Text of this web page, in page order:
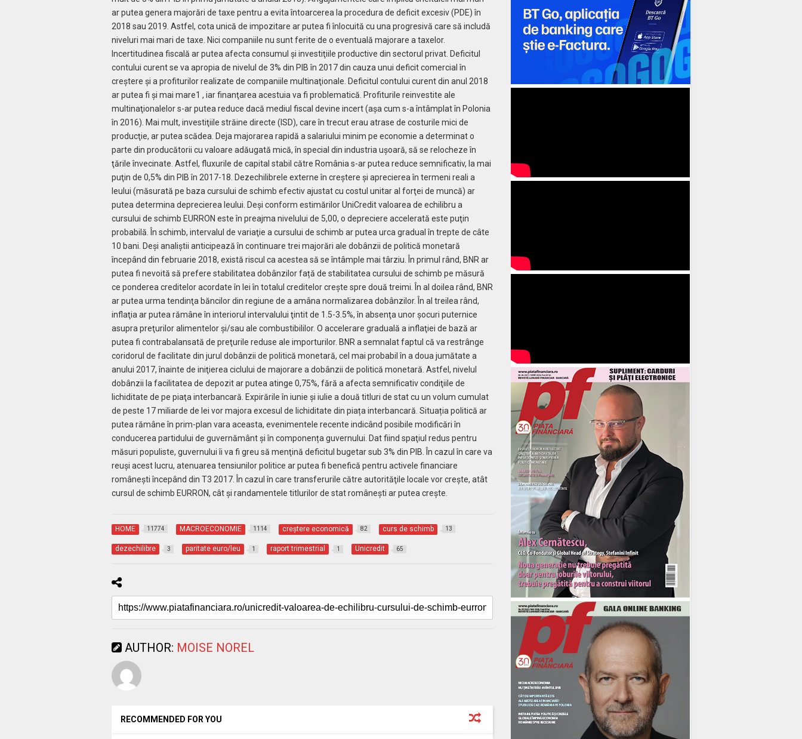
ar putea genera majorări de taxe pentru a evita întoarcerea la procedura de deficit excesiv (PDE) în
2018 sau 2019. Astfel, cota unică de impozitare ar putea fi înlocuită cu una progresivă care să includă
niveluri mai mari de taxe. Nici companiile nu sunt ferite de o eventuală majorare a taxelor.
Incertitudinea fiscală ar putea afecta consumul şi investiţiile productive din sectorul privat. Deficitul
contului curent se va apropia de nivelul de 3% din PIB în 2017 din cauza unui deficit comercial în
creştere şi a profiturilor realizate de companiile multinaţionale. Deficitul contului curent din anul 2018
ar putea fi şi mai mare1 , iar finanţarea acestuia va fi problematică. Profiturile reinvestite ale
multinaţionalelor s-ar putea reduce dacă mediul fiscal devine incert (aşa cum s-a întâmplat în Polonia
în 2016). Mai mult, investiţiile străine directe (ISD), care în trecut erau atrase de costurile mici de
producţie, ar putea scădea. Deja majorarea rapidă a salariului minim pe economie a determinat o
parte din producătorii cu valoare adăugată mică, în special din industria uşoară, să se relocheze în
ţările învecinate. Astfel, fluxurile de capital stabil către România s-ar putea reduce semnificativ, la mai
puţin de 0,5% din PIB în 2017-18. Dezechilibrele externe în creştere şi aprecierea în termeni reali a
leului (măsurată pe baza cursului de schimb efectiv ajustat cu costul unitar al forţei de muncă) ar
putea determina deprecierea leului. Deşi conform estimărilor UniCredit valoarea de echilibru a
cursului de schimb EURRON este în preajma nivelului de 5,00, o depreciere accelerată este puţin
probabilă. În schimb, intervalul de variaţie a cursului de schimb ar putea urca gradual în trepte de câte
10 bani. Deși analiştii anticipează în continuare trei majorări ale dobânzii de politică monetară
începând din februarie 2018, există riscul ca acestea să se întâmple mai târziu. În primul rând, BNR ar
putea fi nevoită să prefere stabilitatea dobânzilor față de stabilitatea cursului de schimb pe măsură
ce ponderea creditelor acordate în lei în totalul creditelor crește spre două treimi. În al doilea rând, BNR
ar putea urma tendinţa băncilor din regiune de a amâna normalizarea dobânzilor. În al treilea rând,
inflaţia ar putea rămâne în interiorul intervalului ţintit de 1.5-3.5%, în absenţa unor şocuri puternice
asupra preţurilor alimentelor şi/sau ale combustibililor. O accelerare graduală a inflaţiei de bază ar
putea fi contrabalansată de preţurile reduse ale importurilor. BNR a semnalat faptul că va restrânge
coridorul de facilitate din jurul dobânzii de politică monetară, cel mai probabil în a doua jumătate a
anului 2017, înainte de iniţierea ciclului de majorare a dobânzii de politică monetară. Astfel, nivelul
dobânzii la facilitatea de depozit ar putea atinge 0,75%, fără a afecta semnificativ condiţiile de
lichiditate de pe piaţa interbancară. Expirările în iunie și iulie a două titluri de stat cu un volum cumulat
de peste 17 miliarde de lei vor majora excesul de lichiditate din piața interbancară. Situația politică ar
putea rămâne în prim-plan vara aceasta, evenimentele recente indicând posibile modificări în
conducerea partidului de guvernământ și în componența guvernului. Dat fiind spaţiul redus pentru
măsuri populiste, guvernului îi va fi greu să menţină deficitul bugetar sub 3% din PIB. În cazul în care va
reuşi acest lucru, atenuarea tensiunilor politice ar putea fi benefică pentru activele financiare
româneşti începând din T3 2017. În cazul în care transferurile către autorităţile locale vor creşte, atât
cursul de schimb EURRON, cât şi randamentele titlurilor de stat româneşti ar putea creşte.
HOME 11774 MACROECONOMIE 1114 creştere economică 82 curs de schimb 13
dezechilibre 3 paritate euro/leu 1 raport trimestrial 1 Unicredit 65
AUTHOR: MOISE NOREL
RECOMMENDED FOR YOU